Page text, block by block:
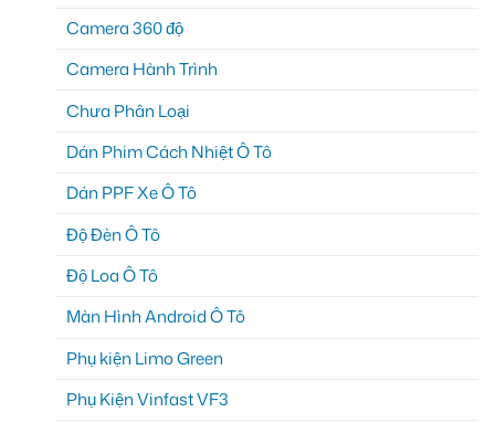
Camera 360 độ
Camera Hành Trình
Chưa Phân Loại
Dán Phim Cách Nhiệt Ô Tô
Dán PPF Xe Ô Tô
Độ Đèn Ô Tô
Độ Loa Ô Tô
Màn Hình Android Ô Tô
Phụ kiện Limo Green
Phụ Kiện Vinfast VF3